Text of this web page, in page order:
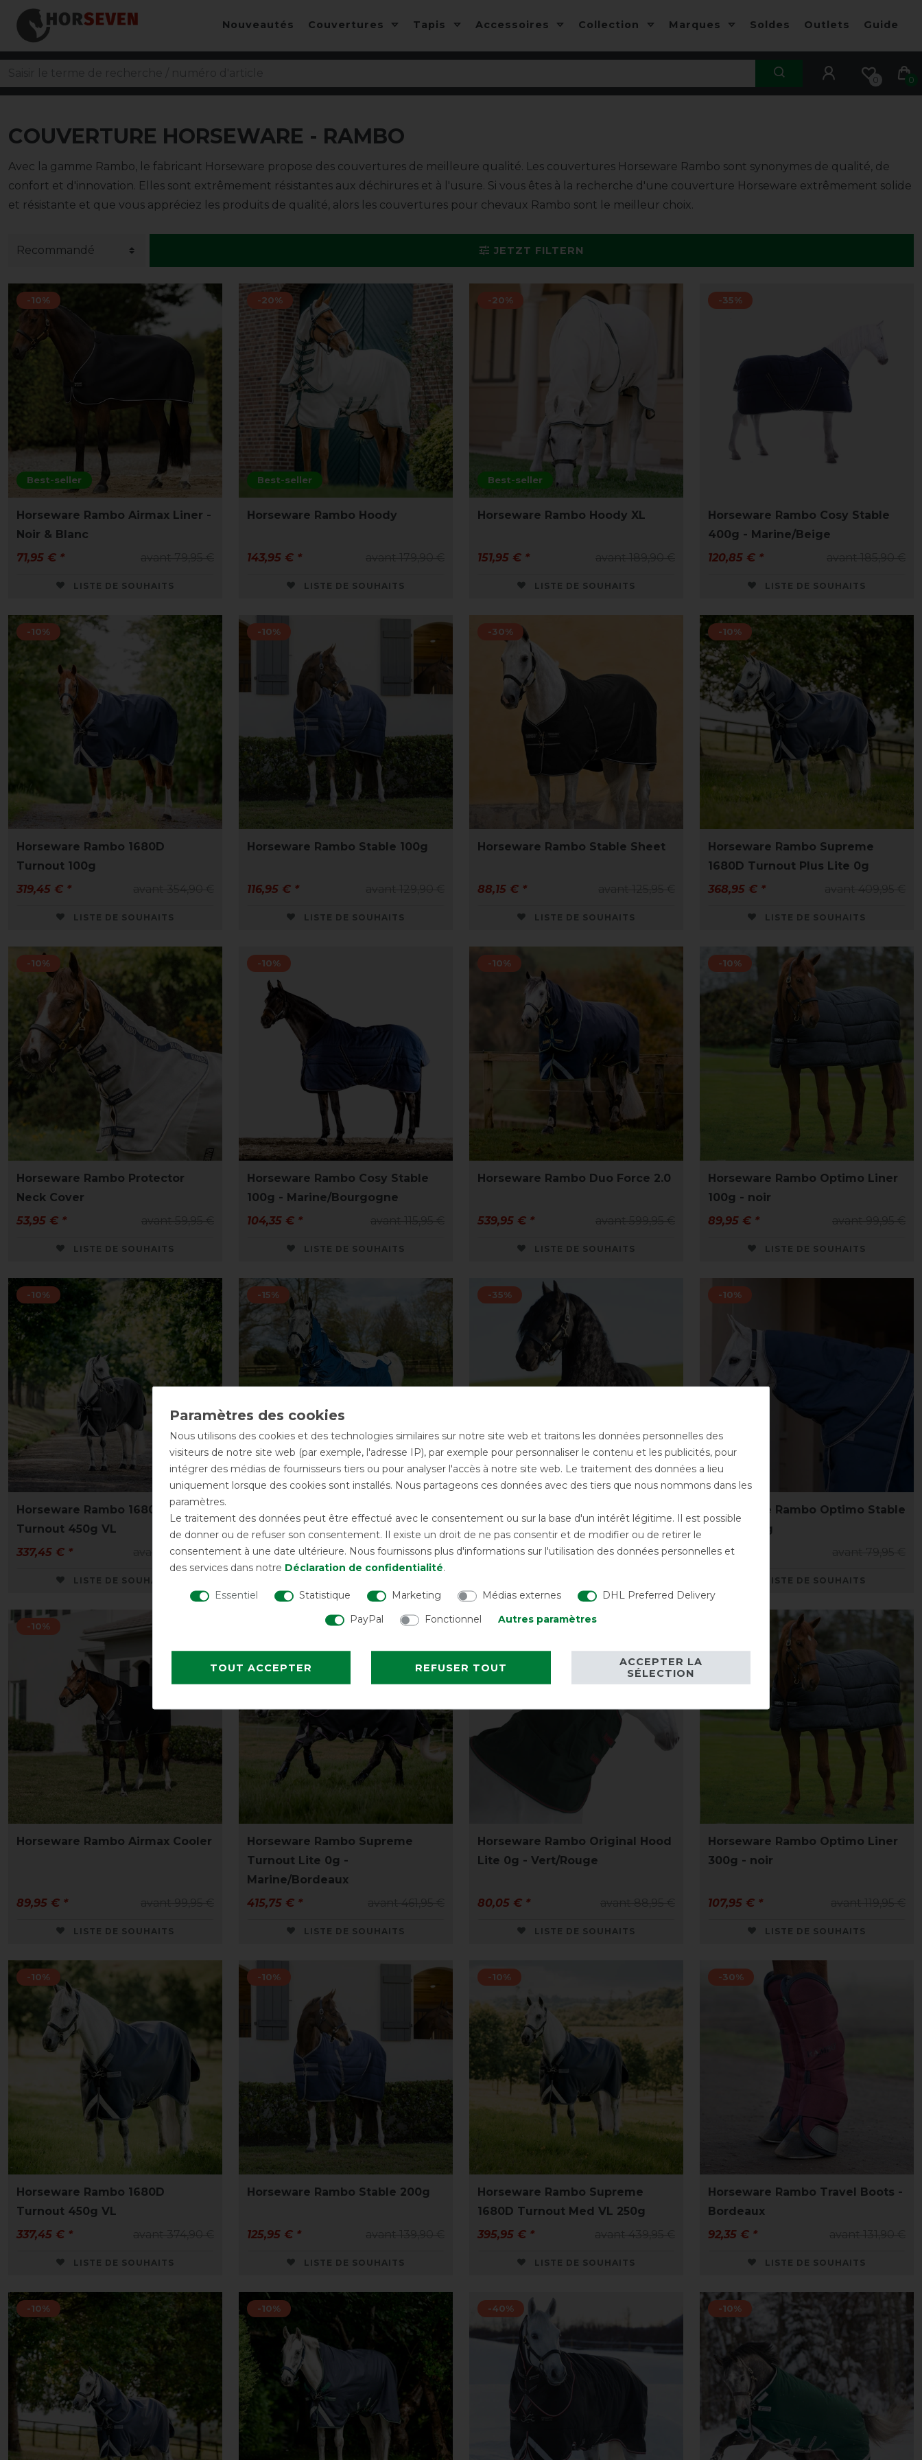
Nouveautés Couvertures Tapis Accessoires Collection Marques Soldes Outlets Guide
0 0
COUVERTURE HORSEWARE - RAMBO
Avec la gamme Rambo, le fabricant Horseware propose des couvertures de meilleure qualité. Les couvertures Horseware Rambo sont synonymes de qualité, de
confort et d'innovation. Elles sont extrêmement résistantes aux déchirures et à l'usure. Si vous êtes à la recherche d'une couverture Horseware extrêmement solide
et résistante et que vous appréciez les produits de qualité, alors les couvertures pour chevaux Rambo sont le meilleur choix.
JETZT FILTERN
Best-seller
-10%
Horseware Rambo Airmax Liner -
Noir & Blanc
71,95 € *
LISTE DE SOUHAITS
Best-seller
-20%
Horseware Rambo Hoody
143,95 € *
LISTE DE SOUHAITS
Best-seller
-20%
Horseware Rambo Hoody XL
151,95 € *
LISTE DE SOUHAITS
-35%
Horseware Rambo Cosy Stable
400g - Marine/Beige
120,85 € *
LISTE DE SOUHAITS
-10%
Horseware Rambo 1680D
Turnout 100g
319,45 € *
LISTE DE SOUHAITS
-10%
Horseware Rambo Stable 100g
116,95 € *
LISTE DE SOUHAITS
-30%
Horseware Rambo Stable Sheet
88,15 € *
LISTE DE SOUHAITS
-10%
Horseware Rambo Supreme
1680D Turnout Plus Lite 0g
368,95 € *
LISTE DE SOUHAITS
-10%
Horseware Rambo Protector
Neck Cover
53,95 € *
LISTE DE SOUHAITS
-10%
Horseware Rambo Cosy Stable
100g - Marine/Bourgogne
104,35 € *
LISTE DE SOUHAITS
-10%
Horseware Rambo Duo Force 2.0
539,95 € *
LISTE DE SOUHAITS
-10%
Horseware Rambo Optimo Liner
100g - noir
89,95 € *
LISTE DE SOUHAITS
-10%
Horseware Rambo 1680D
Turnout 450g VL
avant 374,90 €
337,45 € *
LISTE DE SOUHAITS
-15%
Series Turnout 0g – Navy/Grey
avant 219,90 €
186,95 € *
-35%
avant 149,90 €
97,45 € *
-10%
Horseware Rambo Optimo Stable
Hood 200g
71,95 € *
LISTE DE SOUHAITS
-10%
Horseware Rambo Airmax Cooler
89,95 € *
LISTE DE SOUHAITS
Horseware Rambo Supreme
Turnout Lite 0g -
Marine/Bordeaux
415,75 € *
LISTE DE SOUHAITS
-10%
Horseware Rambo Original Hood
Lite 0g - Vert/Rouge
80,05 € *
LISTE DE SOUHAITS
Horseware Rambo Optimo Liner
300g - noir
107,95 € *
LISTE DE SOUHAITS
-10%
Horseware Rambo 1680D
Turnout 450g VL
337,45 € *
LISTE DE SOUHAITS
-10%
Horseware Rambo Stable 200g
125,95 € *
LISTE DE SOUHAITS
-10%
Horseware Rambo Supreme
1680D Turnout Med VL 250g
395,95 € *
LISTE DE SOUHAITS
-30%
Horseware Rambo Travel Boots -
Bordeaux
92,35 € *
LISTE DE SOUHAITS
-10% -10% -40% -10%
Nous utilisons des cookies et des technologies similaires sur notre site web et traitons les données personnelles des
visiteurs de notre site web (par exemple, l'adresse IP), par exemple pour personnaliser le contenu et les publicités, pour
intégrer des médias de fournisseurs tiers ou pour analyser l'accès à notre site web. Le traitement des données a lieu
uniquement lorsque des cookies sont installés. Nous partageons ces données avec des tiers que nous nommons dans les
paramètres.
Le traitement des données peut être effectué avec le consentement ou sur la base d'un intérêt légitime. Il est possible
de donner ou de refuser son consentement. Il existe un droit de ne pas consentir et de modifier ou de retirer le
consentement à une date ultérieure. Nous fournissons plus d'informations sur l'utilisation des données personnelles et
des services dans notre Déclaration de confidentialité.
Essentiel Statistique Marketing Médias externes
DHL Preferred Delivery
PayPal
Fonctionnel Autres paramètres
TOUT ACCEPTER REFUSER TOUT
ACCEPTER LA
SÉLECTION